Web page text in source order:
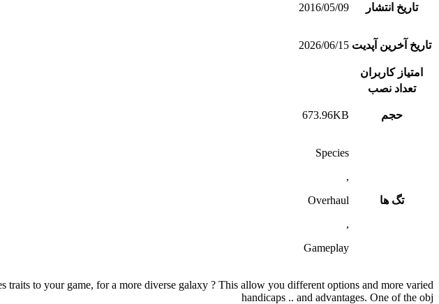
تاریخ انتشار 2016/05/09
تاریخ آخرین آپدیت 2026/06/15
امتیاز کاربران
تعداد نصب
حجم 673.96KB
تگ ها
Species
,
Overhaul
,
Gameplay
to your game, for a more diverse galaxy ? This allow you different options and more varied
handicaps .. and advantages. One of the obj